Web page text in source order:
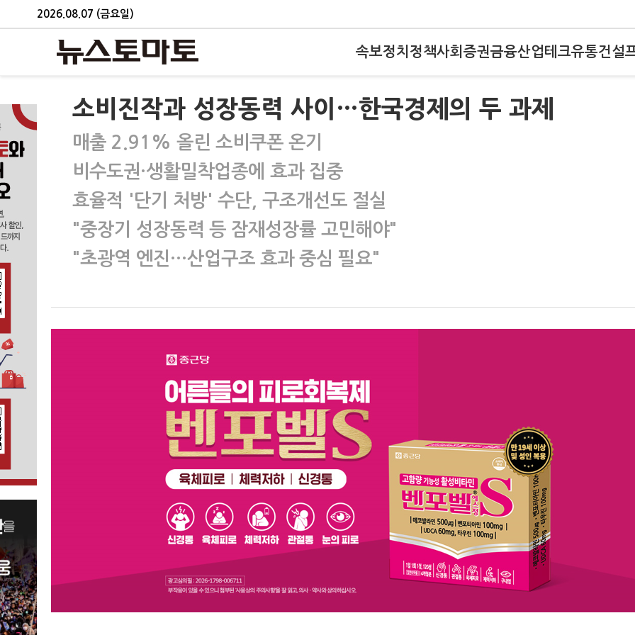
2026.08.07 (금요일)
속보정치 정책사회 증권금융산업테크유통건설
소비진작과 성장동력 사이…한국경제의 두 과제
매출 2.91% 올린 소비쿠폰 온기
비수도권·생활밀착업종에 효과 집중
효율적 '단기 처방' 수단, 구조개선도 절실
"중장기 성장동력 등 잠재성장률 고민해야"
"초광역 엔진…산업구조 효과 중심 필요"